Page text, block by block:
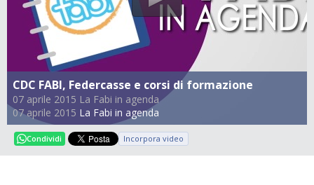
CDC FABI, Federcasse e corsi di formazione
07 aprile 2015 La Fabi in agenda
07 aprile 2015 La Fabi in agenda
Condividi Incorpora video